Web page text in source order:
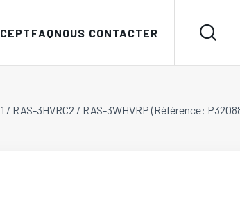
FAQNOUS CONTACTER
RAS-3HVRC2 / RAS-3WHVRP (Référence: